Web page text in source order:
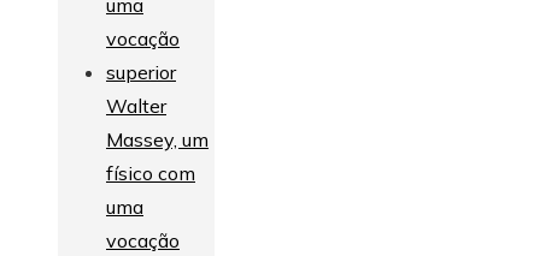
Walter
Massey, um
físico com
uma
vocação